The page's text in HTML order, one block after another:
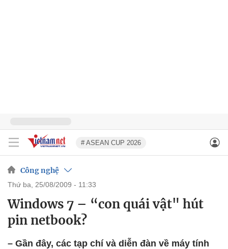
# ASEAN CUP 2026
Công nghệ
thứ ba, 25/08/2009 - 11:33
Windows 7 – “con quái vật" hút
pin netbook?
– Gần đây, các tạp chí và diễn đàn về máy tính